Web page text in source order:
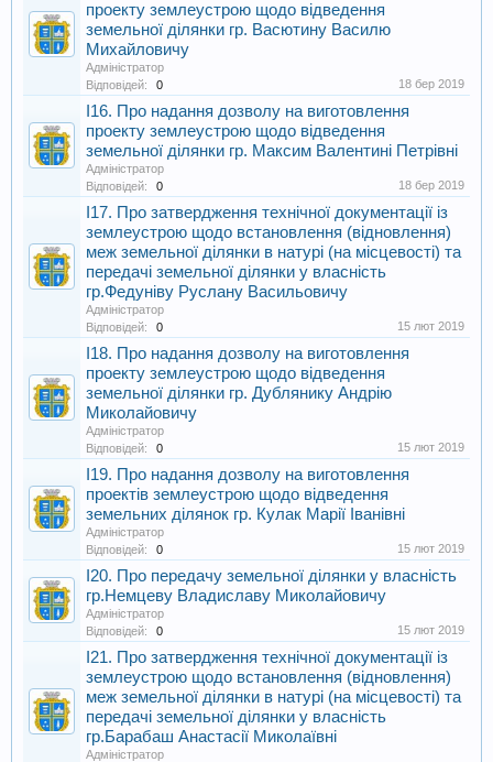
проекту землеустрою щодо відведення
земельної ділянки гр. Васютину Василю
Михайловичу
Адміністратор
Відповідей:
0 18 бер 2019
I16. Про надання дозволу на виготовлення
проекту землеустрою щодо відведення
земельної ділянки гр. Максим Валентині Петрівні
Адміністратор
Відповідей:
0 18 бер 2019
I17. Про затвердження технічної документації із
землеустрою щодо встановлення (відновлення)
меж земельної ділянки в натурі (на місцевості) та
передачі земельної ділянки у власність
гр.Федуніву Руслану Васильовичу
Адміністратор
Відповідей:
0 15 лют 2019
I18. Про надання дозволу на виготовлення
проекту землеустрою щодо відведення
земельної ділянки гр. Дублянику Андрію
Миколайовичу
Адміністратор
Відповідей:
0 15 лют 2019
I19. Про надання дозволу на виготовлення
проектів землеустрою щодо відведення
земельних ділянок гр. Кулак Марії Іванівні
Адміністратор
Відповідей:
0 15 лют 2019
I20. Про передачу земельної ділянки у власність
гр.Немцеву Владиславу Миколайовичу
Адміністратор
Відповідей:
0 15 лют 2019
I21. Про затвердження технічної документації із
землеустрою щодо встановлення (відновлення)
меж земельної ділянки в натурі (на місцевості) та
передачі земельної ділянки у власність
гр.Барабаш Анастасії Миколаївні
Адміністратор